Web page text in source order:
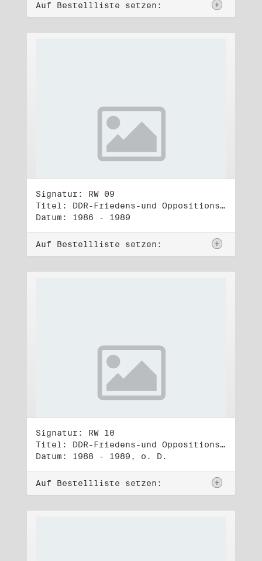
Auf Bestellliste setzen:
Signatur: RW 09
Titel: DDR-Friedens-und Oppositionsbewegung (2)
Datum: 1986 - 1989
Auf Bestellliste setzen:
Signatur: RW 10
Titel: DDR-Friedens-und Oppositionsbewegung (3)
Datum: 1988 - 1989, o. D.
Auf Bestellliste setzen: